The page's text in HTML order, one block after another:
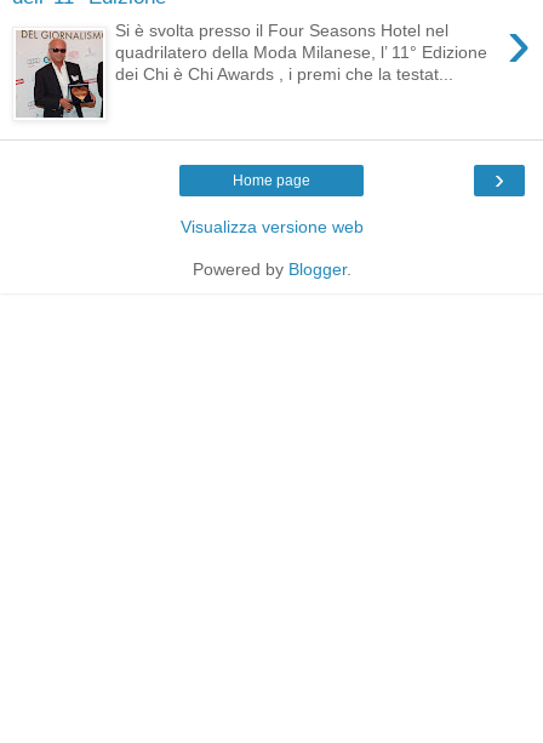
›
Si è svolta presso il Four Seasons Hotel nel
quadrilatero della Moda Milanese, l’ 11° Edizione
dei Chi è Chi Awards , i premi che la testat...
›
Home page
Visualizza versione web
Powered by Blogger.